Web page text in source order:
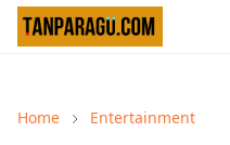
Home Entertainment